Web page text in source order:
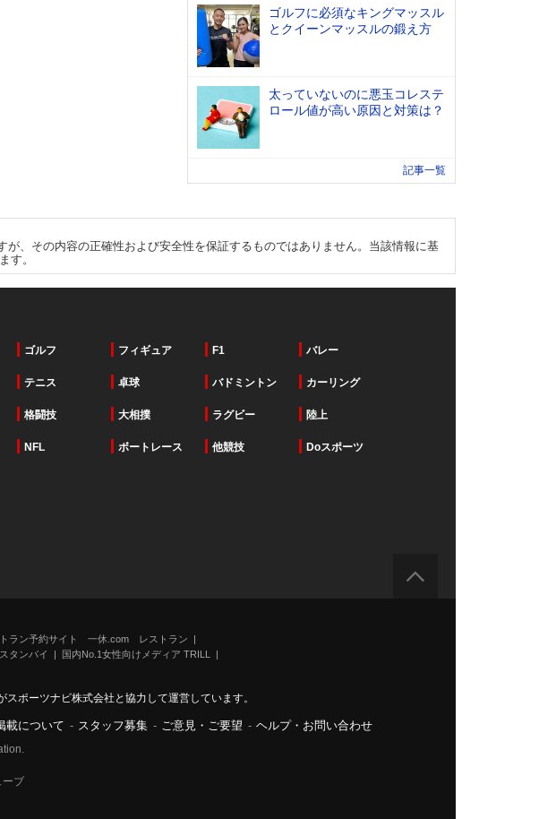
ゴルフに必須なキングマッスル
とクイーンマッスルの鍛え方
太っていないのに悪玉コレステ
ロール値が高い原因と対策は？
記事一覧
、その内容の正確性および安全性を保証するものではありません。当該情報に基
す。
ゴルフ フィギュア F1 バレー
テニス 卓球 バドミントン カーリング
格闘技 大相撲 ラグビー 陸上
NFL ボートレース 他競技 Doスポーツ
ラン予約サイト 一休.com レストラン
タンバイ
国内No.1女性向けメディア TRILL
ポーツナビ株式会社と協力して運営しています。
載について - スタッフ募集 - ご意見・ご要望 - ヘルプ・お問い合わせ
ーブ